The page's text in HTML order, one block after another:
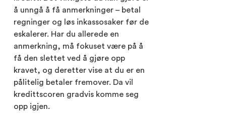
å unngå å få anmerkninger – betal
regninger og løs inkassosaker før de
eskalerer. Har du allerede en
anmerkning, må fokuset være på å
få den slettet ved å gjøre opp
kravet, og deretter vise at du er en
pålitelig betaler fremover. Da vil
kredittscoren gradvis komme seg
opp igjen.